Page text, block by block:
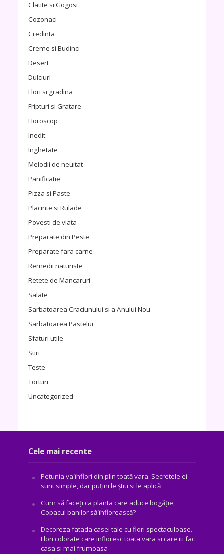
Clatite si Gogosi
Cozonaci
Credinta
Creme si Budinci
Desert
Dulciuri
Flori si gradina
Fripturi si Gratare
Horoscop
Inedit
Inghetate
Melodii de neuitat
Panificatie
Pizza si Paste
Placinte si Rulade
Povesti de viata
Preparate din Peste
Preparate fara carne
Remedii naturiste
Retete de Mancaruri
Salate
Sarbatoarea Craciunului si a Anului Nou
Sarbatoarea Pastelui
Sfaturi utile
Stiri
Teste
Torturi
Uncategorized
Cele mai recente
Petunia va înflori din plin toată vara. Secretele ei
sunt simple, dar puțini le știu si le aplică
Cum să faceți ca planta care aduce bogăţie,
Copacul banilor să înflorească?
Decoreza fatada casei tale cu flori spectaculoase.
Flori colorate care infloresc toata vara si care iti fac
casa si mai frumoasa